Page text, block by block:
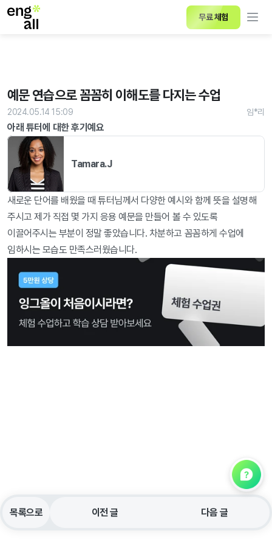
예문 연습으로 꼼꼼히 이해도를 다지는 수업
2024.05.14 15:09 임*리
새로운 단어를 배웠을 때 튜터님께서 다양한 예시와 함께 뜻을 설명해
주시고 제가 직접 몇 가지 응용 예문을 만들어 볼 수 있도록
이끌어주시는 부분이 정말 좋았습니다. 차분하고 꼼꼼하게 수업에
임하시는 모습도 만족스러웠습니다.
아래 튜터에 대한 후기예요
Tamara.J
목록으로 이전 글 다음 글
무료 체험